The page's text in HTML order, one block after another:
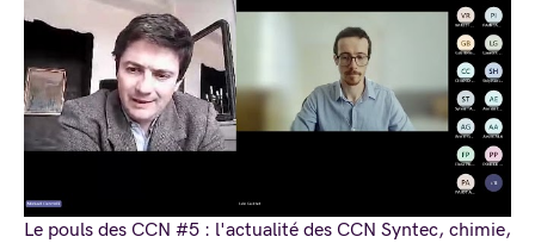
Le pouls des CCN #5 : l'actualité des CCN Syntec, chimie,